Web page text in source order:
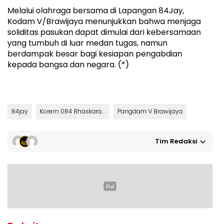
Melalui olahraga bersama di Lapangan 84Jay,
Kodam V/Brawijaya menunjukkan bahwa menjaga
soliditas pasukan dapat dimulai dari kebersamaan
yang tumbuh di luar medan tugas, namun
berdampak besar bagi kesiapan pengabdian
kepada bangsa dan negara. (*)
84jay Korem 084 Bhaskara Jaya Pangdam V Brawijaya
Tim Redaksi